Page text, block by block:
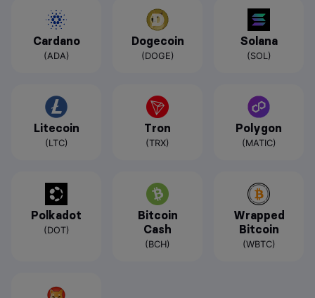
Cardano
(ADA)
Dogecoin
(DOGE)
Solana
(SOL)
Litecoin
(LTC)
Tron
(TRX)
Polygon
(MATIC)
Polkadot
(DOT)
Bitcoin
Cash
(BCH)
Wrapped
Bitcoin
(WBTC)